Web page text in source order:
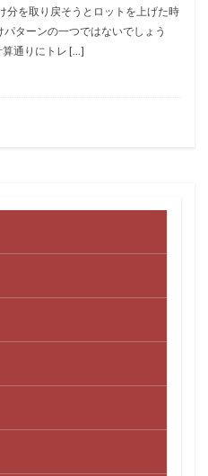
分を取り戻そうとロットを上げた時
ターンの一つではないでしょう
通りにトレ […]